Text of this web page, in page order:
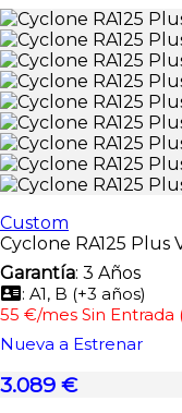
Custom
Cyclone RA125 Plus
Garantía: 3 Años
: A1, B (+3 años)
55 €/mes Sin Entrada
Nueva a Estrenar
3.089 €